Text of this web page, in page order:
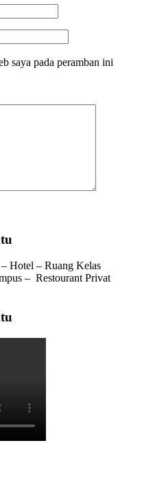
saya pada peramban ini
Hotel – Ruang Kelas
– Restourant Privat